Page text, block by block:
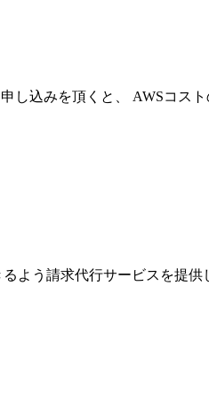
し込みを頂くと、 AWSコス
よう請求代行サービスを提供